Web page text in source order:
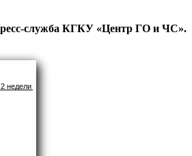
служба КГКУ «Центр ГО и ЧС».